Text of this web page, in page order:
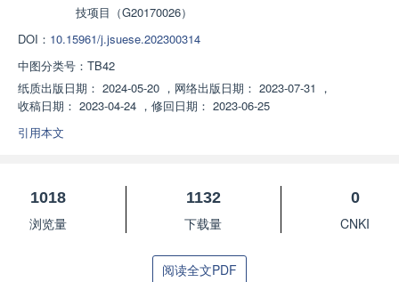
技项目（G20170026）
DOI： 10.15961/j.jsuese.202300314
中图分类号： TB42
纸质出版日期： 2024-05-20 ， 网络出版日期： 2023-07-31 ，
收稿日期： 2023-04-24 ， 修回日期： 2023-06-25
引用本文
1018
浏览量
1132
下载量
0
CNKI
阅读全文PDF